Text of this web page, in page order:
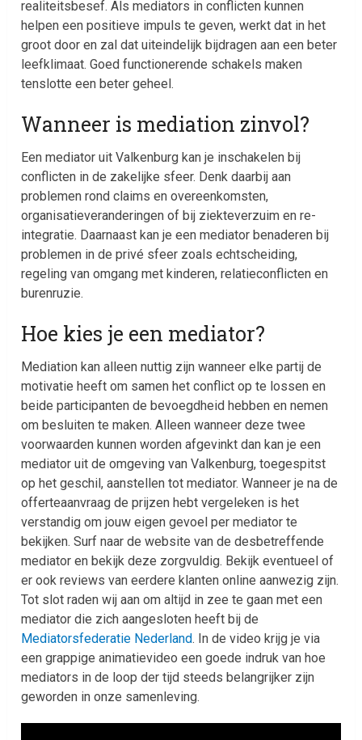
realiteitsbesef. Als mediators in conflicten kunnen
helpen een positieve impuls te geven, werkt dat in het
groot door en zal dat uiteindelijk bijdragen aan een beter
leefklimaat. Goed functionerende schakels maken
tenslotte een beter geheel.
Wanneer is mediation zinvol?
Een mediator uit Valkenburg kan je inschakelen bij
conflicten in de zakelijke sfeer. Denk daarbij aan
problemen rond claims en overeenkomsten,
organisatieveranderingen of bij ziekteverzuim en re-
integratie. Daarnaast kan je een mediator benaderen bij
problemen in de privé sfeer zoals echtscheiding,
regeling van omgang met kinderen, relatieconflicten en
burenruzie.
Hoe kies je een mediator?
Mediation kan alleen nuttig zijn wanneer elke partij de
motivatie heeft om samen het conflict op te lossen en
beide participanten de bevoegdheid hebben en nemen
om besluiten te maken. Alleen wanneer deze twee
voorwaarden kunnen worden afgevinkt dan kan je een
mediator uit de omgeving van Valkenburg, toegespitst
op het geschil, aanstellen tot mediator. Wanneer je na de
offerteaanvraag de prijzen hebt vergeleken is het
verstandig om jouw eigen gevoel per mediator te
bekijken. Surf naar de website van de desbetreffende
mediator en bekijk deze zorgvuldig. Bekijk eventueel of
er ook reviews van eerdere klanten online aanwezig zijn.
Tot slot raden wij aan om altijd in zee te gaan met een
mediator die zich aangesloten heeft bij de
Mediatorsfederatie Nederland. In de video krijg je via
een grappige animatievideo een goede indruk van hoe
mediators in de loop der tijd steeds belangrijker zijn
geworden in onze samenleving.